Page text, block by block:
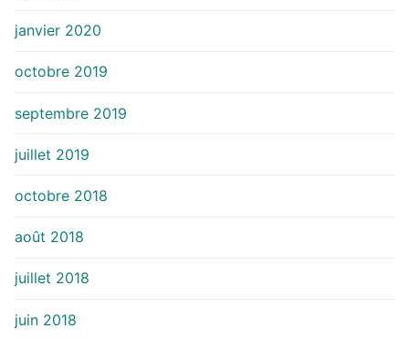
janvier 2020
octobre 2019
septembre 2019
juillet 2019
octobre 2018
août 2018
juillet 2018
juin 2018